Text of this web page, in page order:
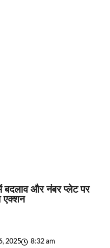
बदलाव और नंबर प्लेट पर
एक्शन
2025 8:32 am